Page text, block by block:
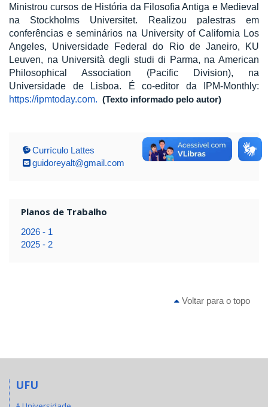
Ministrou cursos de História da Filosofia Antiga e Medieval
na Stockholms Universitet. Realizou palestras em
conferências e seminários na University of California Los
Angeles, Universidade Federal do Rio de Janeiro, KU
Leuven, na Università degli studi di Parma, na American
Philosophical Association (Pacific Division), na
Universidade de Lisboa. É co-editor da IPM-Monthly:
https://ipmtoday.com. (Texto informado pelo autor)
Currículo Lattes
guidoreyalt@gmail.com
Planos de Trabalho
2026 - 1
2025 - 2
Voltar para o topo
UFU